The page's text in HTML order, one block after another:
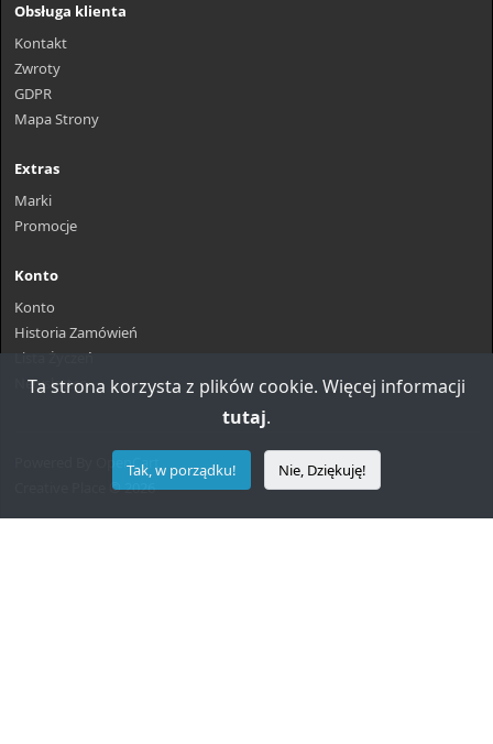
Obsługa klienta
Kontakt
Zwroty
GDPR
Mapa Strony
Extras
Marki
Promocje
Konto
Konto
Historia Zamówień
Lista Życzeń
Newsletter
OpenCart
Creative Place © 2026
Ta strona korzysta z plików cookie. Więcej informacji
tutaj.
Tak, w porządku! Nie, Dziękuję!